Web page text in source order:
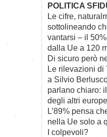
POLITICA
Le cifre,
sottolineando
vantarsi – il
dalla Ue a 120
Di sicuro però
Le rilevazioni di
a Silvio
parlano chiaro:
degli altri
L’89% pensa
nella Ue solo a
I colpevoli?